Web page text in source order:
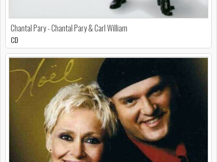
Chantal Pary - Chantal Pary & Carl William
CD